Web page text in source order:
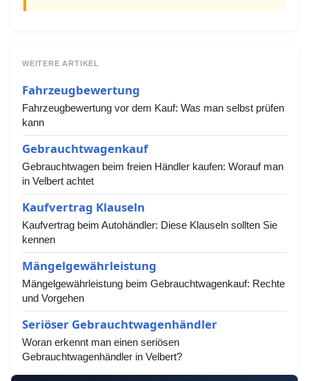
WEITERE ARTIKEL
Fahrzeugbewertung
Fahrzeugbewertung vor dem Kauf: Was man selbst prüfen
kann
Gebrauchtwagenkauf
Gebrauchtwagen beim freien Händler kaufen: Worauf man
in Velbert achtet
Kaufvertrag Klauseln
Kaufvertrag beim Autohändler: Diese Klauseln sollten Sie
kennen
Mängelgewährleistung
Mängelgewährleistung beim Gebrauchtwagenkauf: Rechte
und Vorgehen
Seriöser Gebrauchtwagenhändler
Woran erkennt man einen seriösen
Gebrauchtwagenhändler in Velbert?